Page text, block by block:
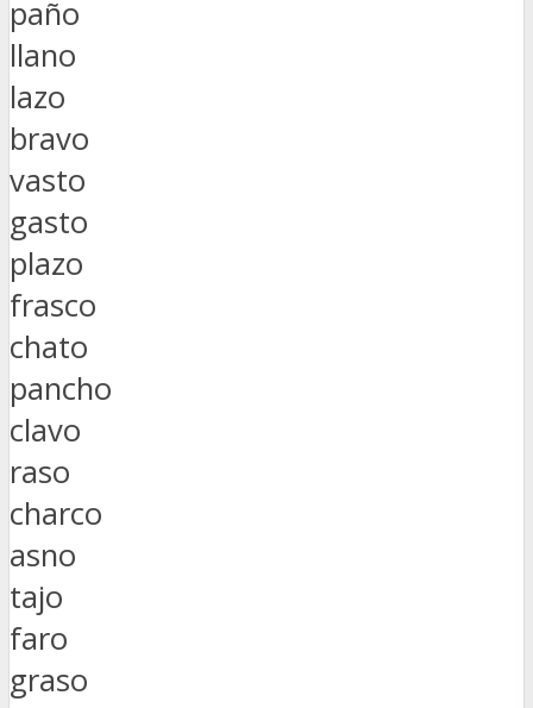
paño
llano
lazo
bravo
vasto
gasto
plazo
frasco
chato
pancho
clavo
raso
charco
asno
tajo
faro
graso